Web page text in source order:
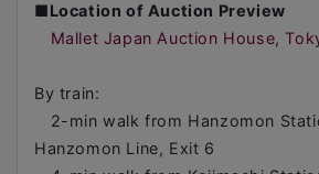
■Location of Auction Preview
Mallet Japan Auction House,
By train:
2-min walk from Hanzomon
Hanzomon Line, Exit 6